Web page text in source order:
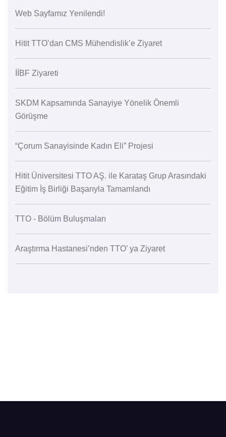
Web Sayfamız Yenilendi!
Hitit TTO’dan CMS Mühendislik’e Ziyaret
İİBF Ziyareti
SKDM Kapsamında Sanayiye Yönelik Önemli
Görüşme
“Çorum Sanayisinde Kadın Eli” Projesi
Hitit Üniversitesi TTO AŞ. ile Karataş Grup Arasındaki
Eğitim İş Birliği Başarıyla Tamamlandı
TTO - Bölüm Buluşmaları
Araştırma Hastanesi’nden TTO’ ya Ziyaret